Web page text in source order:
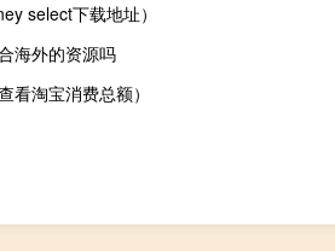
select下载地址）
海外的资源吗
看淘宝消费总额）